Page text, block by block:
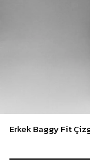
Erkek Baggy Fit